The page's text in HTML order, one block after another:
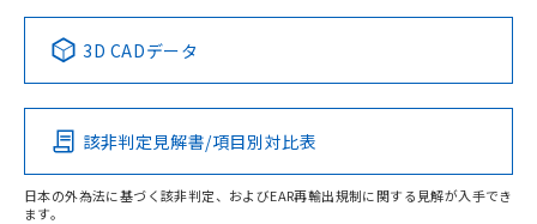
Pb Hg Cd Cr(VI)
O
3D CADデータ
該非判定見解書/項目別対比表
日本の外為法に基づく該非判定、およびEAR再輸出規制に関する見解が入手でき
ます。